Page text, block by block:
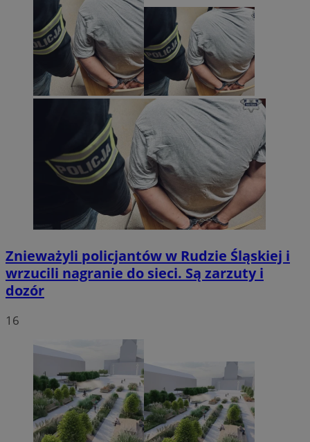
Znieważyli policjantów w Rudzie Śląskiej i
wrzucili nagranie do sieci. Są zarzuty i
dozór
16